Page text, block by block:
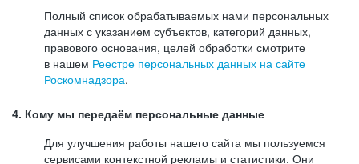
Полный список обрабатываемых нами персональных
данных с указанием субъектов, категорий данных,
правового основания, целей обработки смотрите
в нашем Реестре персональных данных на сайте
Роскомнадзора.
4. Кому мы передаём персональные данные
Для улучшения работы нашего сайта мы пользуемся
сервисами контекстной рекламы и статистики. Они